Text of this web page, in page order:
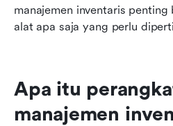
manajemen inventaris
alat apa saja yang perlu
Apa itu
manajemen